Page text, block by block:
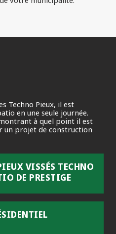
Techno Pieux, il est
en une seule journée.
à quel point il est
un projet de construction
VISSÉS TECHNO
DE PRESTIGE